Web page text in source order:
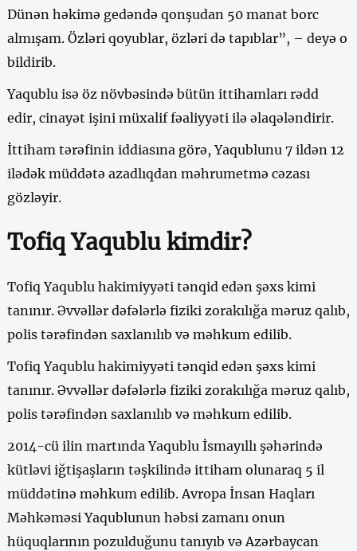
Dünən həkimə gedəndə qonşudan 50 manat borc
almışam. Özləri qoyublar, özləri də tapıblar”, – deyə o
bildirib.
Yaqublu isə öz növbəsində bütün ittihamları rədd
edir, cinayət işini müxalif fəaliyyəti ilə əlaqələndirir.
İttiham tərəfinin iddiasına görə, Yaqublunu 7 ildən 12
ilədək müddətə azadlıqdan məhrumetmə cəzası
gözləyir.
Tofiq Yaqublu kimdir?
Tofiq Yaqublu hakimiyyəti tənqid edən şəxs kimi
tanınır. Əvvəllər dəfələrlə fiziki zorakılığa məruz qalıb,
polis tərəfindən saxlanılıb və məhkum edilib.
Tofiq Yaqublu hakimiyyəti tənqid edən şəxs kimi
tanınır. Əvvəllər dəfələrlə fiziki zorakılığa məruz qalıb,
polis tərəfindən saxlanılıb və məhkum edilib.
2014-cü ilin martında Yaqublu İsmayıllı şəhərində
kütləvi iğtişaşların təşkilində ittiham olunaraq 5 il
müddətinə məhkum edilib. Avropa İnsan Haqları
Məhkəməsi Yaqublunun həbsi zamanı onun
hüquqlarının pozulduğunu tanıyıb və Azərbaycan